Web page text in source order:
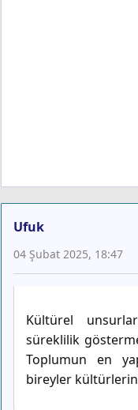
Ufuk
04 Şubat 2025, 18:47
Kültürel
süreklilik
Toplumun en
bireyler